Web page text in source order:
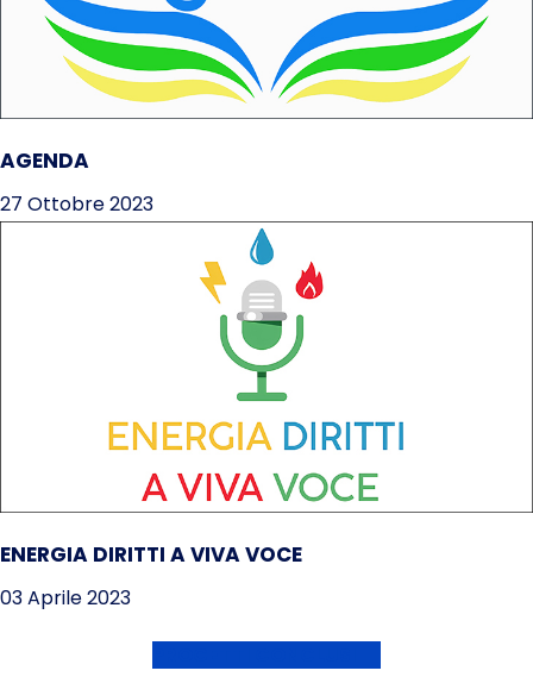
AGENDA
27 Ottobre 2023
ENERGIA DIRITTI A VIVA VOCE
03 Aprile 2023